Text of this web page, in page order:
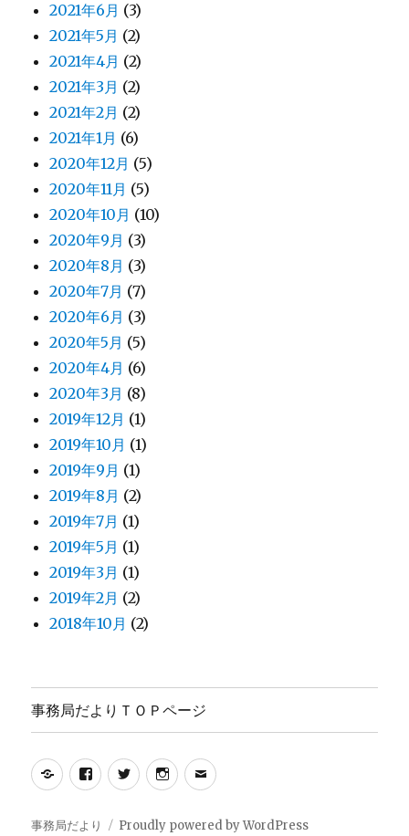
2021年6月 (3)
2021年5月 (2)
2021年4月 (2)
2021年3月 (2)
2021年2月 (2)
2021年1月 (6)
2020年12月 (5)
2020年11月 (5)
2020年10月 (10)
2020年9月 (3)
2020年8月 (3)
2020年7月 (7)
2020年6月 (3)
2020年5月 (5)
2020年4月 (6)
2020年3月 (8)
2019年12月 (1)
2019年10月 (1)
2019年9月 (1)
2019年8月 (2)
2019年7月 (1)
2019年5月 (1)
2019年3月 (1)
2019年2月 (2)
2018年10月 (2)
事務局だよりＴＯＰページ
Yelp Facebook
TwitterInstagram
メ
ル
事務局だより Proudly powered by WordPress